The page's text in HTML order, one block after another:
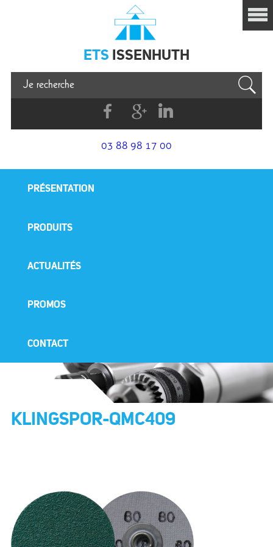
Issenhuth
ETS ISSENHUTH
FacebookG+
Linkedin
03 88 98 17 00
PRÉSENTATION
PRODUITS
ACTUALITÉS
PROMOS
CONTACT
KLINGSPOR-QMC409